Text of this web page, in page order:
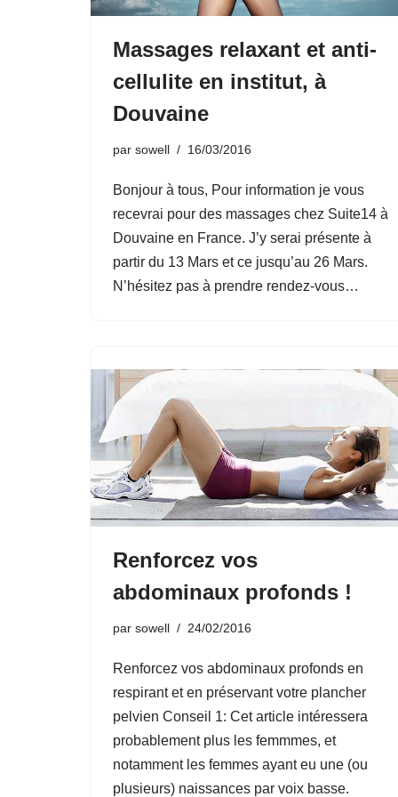
Massages relaxant et anti-
cellulite en institut, à
Douvaine
par sowell 16/03/2016
Bonjour à tous, Pour information je vous
recevrai pour des massages chez Suite14 à
Douvaine en France. J’y serai présente à
partir du 13 Mars et ce jusqu’au 26 Mars.
N’hésitez pas à prendre rendez-vous…
Renforcez vos
abdominaux profonds !
par sowell 24/02/2016
Renforcez vos abdominaux profonds en
respirant et en préservant votre plancher
pelvien Conseil 1: Cet article intéressera
probablement plus les femmmes, et
notamment les femmes ayant eu une (ou
plusieurs) naissances par voix basse.